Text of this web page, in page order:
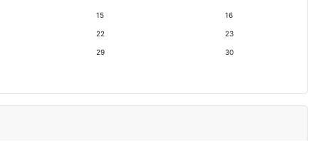
15 16
22 23
29 30